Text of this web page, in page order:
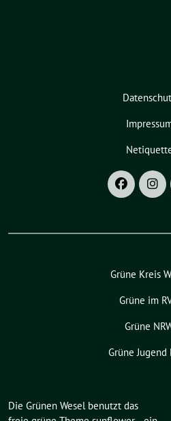
Grüne Kreis
Grüne im
Grüne
Grüne Jugend
Die Grünen Wesel benutzt das